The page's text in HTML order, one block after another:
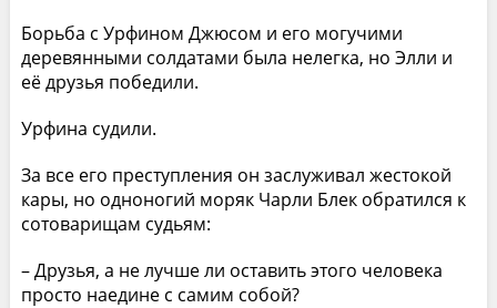
Борьба с Урфином Джюсом и его могучими
деревянными солдатами была нелегка, но Элли и
её друзья победили.
Урфина судили.
За все его преступления он заслуживал жестокой
кары, но одноногий моряк Чарли Блек обратился к
сотоварищам судьям:
– Друзья, а не лучше ли оставить этого человека
просто наедине с самим собой?